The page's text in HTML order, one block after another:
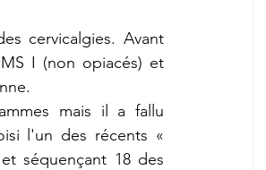
cervicalgies. Avant
I (non opiacés) et
mais il a fallu
l'un des récents «
séquençant 18 des